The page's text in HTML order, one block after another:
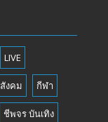
LIVE
งคม กีฬา
ชีพจร บันเทิง